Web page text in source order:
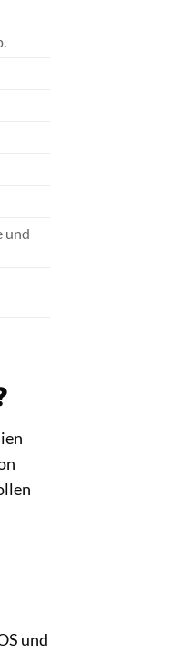
und
und